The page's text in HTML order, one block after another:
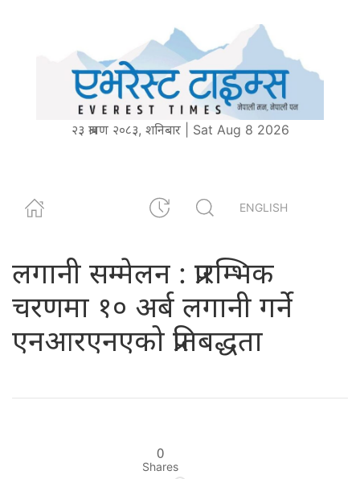
२३ श्रावण २०८३, शनिबार | Sat Aug 8 2026
ENGLISH
लगानी सम्मेलन : प्रारम्भिक
चरणमा १० अर्ब लगानी गर्ने
एनआरएनएको प्रतिबद्धता
0
Shares